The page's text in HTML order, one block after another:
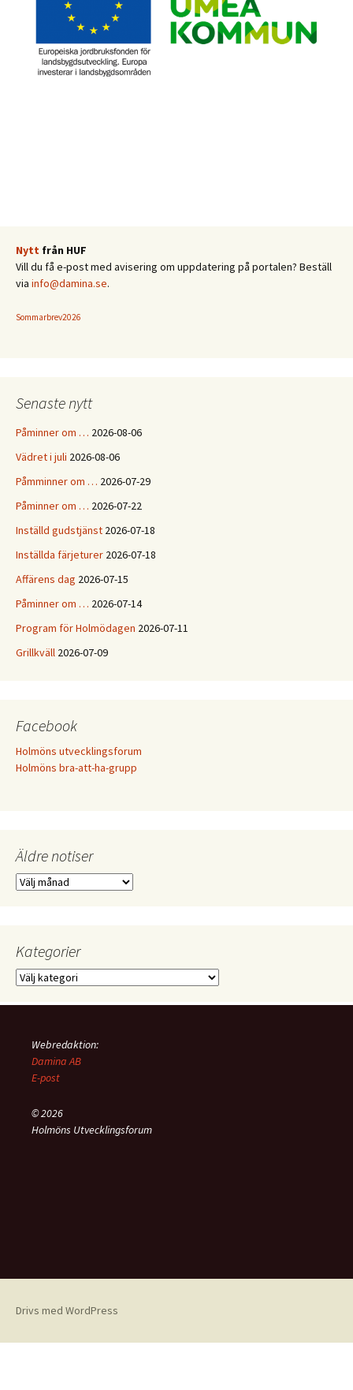
Nytt från HUF
Vill du få e-post med avisering om uppdatering på portalen? Beställ
via info@damina.se.
Sommarbrev2026
Senaste nytt
Påminner om … 2026-08-06
Vädret i juli 2026-08-06
Påmminner om … 2026-07-29
Påminner om … 2026-07-22
Inställd gudstjänst 2026-07-18
Inställda färjeturer 2026-07-18
Affärens dag 2026-07-15
Påminner om … 2026-07-14
Program för Holmödagen 2026-07-11
Grillkväll 2026-07-09
Facebook
Holmöns utvecklingsforum
Holmöns bra-att-ha-grupp
Äldre notiser
Äldre
Kategorier
Kategorier
Webredaktion:
Damina AB
E-post
© 2026
Holmöns Utvecklingsforum
Drivs med WordPress